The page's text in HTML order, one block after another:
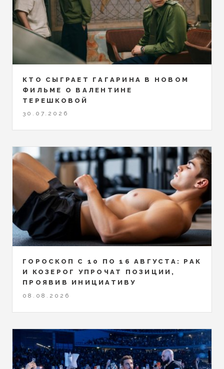
КТО СЫГРАЕТ ГАГАРИНА В НОВОМ
ФИЛЬМЕ О ВАЛЕНТИНЕ
ТЕРЕШКОВОЙ
30.07.2026
ГОРОСКОП С 10 ПО 16 АВГУСТА: РАК
И КОЗЕРОГ УПРОЧАТ ПОЗИЦИИ,
ПРОЯВИВ ИНИЦИАТИВУ
08.08.2026